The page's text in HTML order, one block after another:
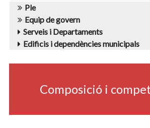
Ple
Equip de govern
Serveis i Departaments
Edificis i dependències municipals
Composició i